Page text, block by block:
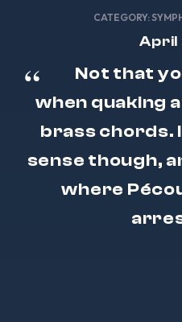
CATEGORY:
April
Not that
when quaking
brass chords.
sense though,
where